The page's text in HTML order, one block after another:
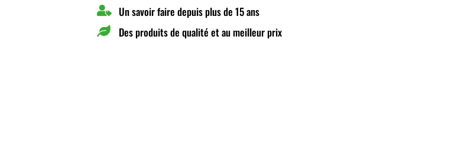
 Un savoir faire depuis plus de 15 ans
 Des produits de qualité et au meilleur prix